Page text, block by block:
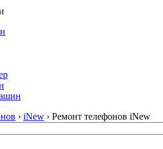
› iNew › Ремонт телефонов iNew